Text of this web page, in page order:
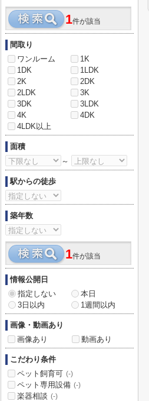
1件が該当
間取り
ワンルーム
1K
1DK
1LDK
2K
2DK
2LDK
3K
3DK
3LDK
4K
4DK
4LDK以上
面積
～
駅からの徒歩
築年数
1件が該当
情報公開日
指定しない
本日
3日以内
1週間以内
画像・動画あり
画像あり
動画あり
こだわり条件
ペット飼育可 (-)
ペット専用設備 (-)
楽器相談 (-)